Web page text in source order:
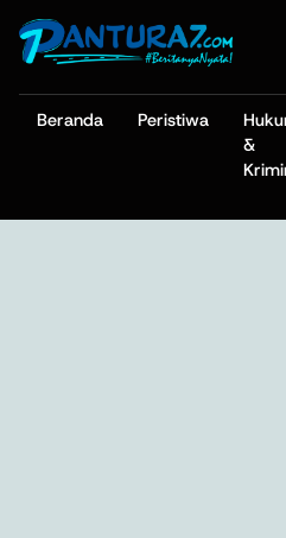
Beranda Peristiwa
&